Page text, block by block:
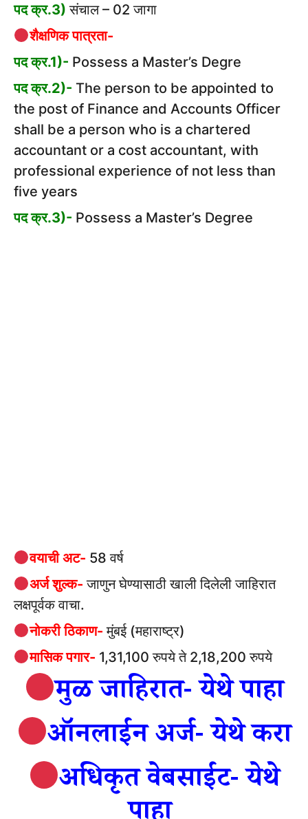
पद क्र.3) संचाल – 02 जागा
शैक्षणिक पात्रता-
पद क्र.1)- Possess a Master’s Degre
पद क्र.2)- The person to be appointed to
the post of Finance and Accounts Officer
shall be a person who is a chartered
accountant or a cost accountant, with
professional experience of not less than
five years
पद क्र.3)- Possess a Master’s Degree
वयाची अट- 58 वर्ष
अर्ज शुल्क- जाणुन घेण्यासाठी खाली दिलेली जाहिरात
लक्षपूर्वक वाचा.
नोकरी ठिकाण- मुंबई (महाराष्ट्र)
मासिक पगार- 1,31,100 रुपये ते 2,18,200 रुपये
मुळ जाहिरात- येथे पाहा
ऑनलाईन अर्ज- येथे करा
अधिकृत वेबसाईट- येथे